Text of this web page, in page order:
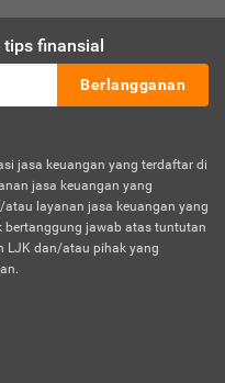
finansial
Berlangganan
jasa keuangan yang terdaftar di
jasa keuangan yang
layanan jasa keuangan yang
bertanggung jawab atas tuntutan
LJK dan/atau pihak yang